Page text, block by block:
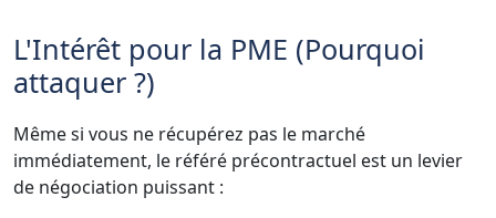
L'Intérêt pour la PME (Pourquoi
attaquer ?)
Même si vous ne récupérez pas le marché
immédiatement, le référé précontractuel est un levier
de négociation puissant :